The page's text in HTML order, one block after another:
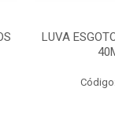
LUVA